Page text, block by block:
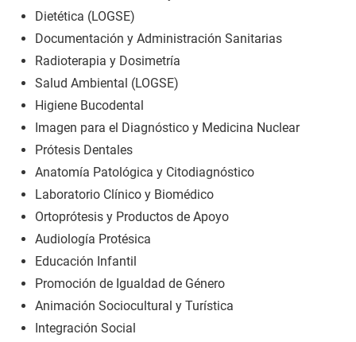
Dietética (LOGSE)
Documentación y Administración Sanitarias
Radioterapia y Dosimetría
Salud Ambiental (LOGSE)
Higiene Bucodental
Imagen para el Diagnóstico y Medicina Nuclear
Prótesis Dentales
Anatomía Patológica y Citodiagnóstico
Laboratorio Clínico y Biomédico
Ortoprótesis y Productos de Apoyo
Audiología Protésica
Educación Infantil
Promoción de Igualdad de Género
Animación Sociocultural y Turística
Integración Social